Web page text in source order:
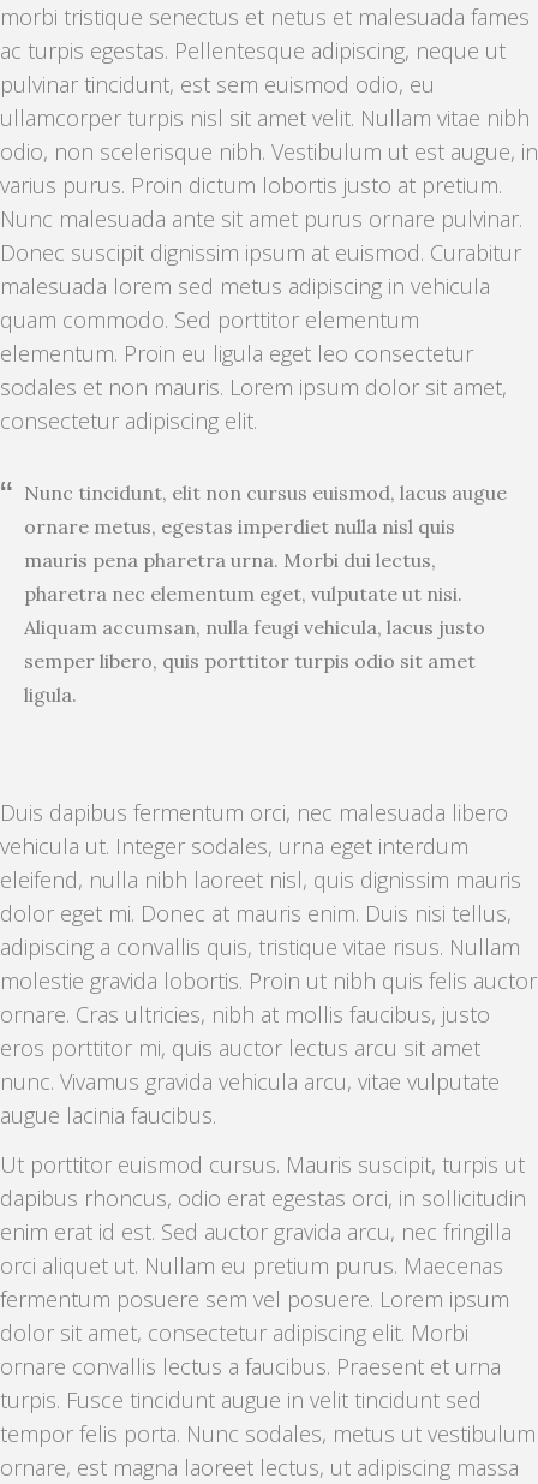
morbi tristique senectus et netus et malesuada fames
ac turpis egestas. Pellentesque adipiscing, neque ut
pulvinar tincidunt, est sem euismod odio, eu
ullamcorper turpis nisl sit amet velit. Nullam vitae nibh
odio, non scelerisque nibh. Vestibulum ut est augue, in
varius purus. Proin dictum lobortis justo at pretium.
Nunc malesuada ante sit amet purus ornare pulvinar.
Donec suscipit dignissim ipsum at euismod. Curabitur
malesuada lorem sed metus adipiscing in vehicula
quam commodo. Sed porttitor elementum
elementum. Proin eu ligula eget leo consectetur
sodales et non mauris. Lorem ipsum dolor sit amet,
consectetur adipiscing elit.
Nunc tincidunt, elit non cursus euismod, lacus augue
ornare metus, egestas imperdiet nulla nisl quis
mauris pena pharetra urna. Morbi dui lectus,
pharetra nec elementum eget, vulputate ut nisi.
Aliquam accumsan, nulla feugi vehicula, lacus justo
semper libero, quis porttitor turpis odio sit amet
ligula.
Duis dapibus fermentum orci, nec malesuada libero
vehicula ut. Integer sodales, urna eget interdum
eleifend, nulla nibh laoreet nisl, quis dignissim mauris
dolor eget mi. Donec at mauris enim. Duis nisi tellus,
adipiscing a convallis quis, tristique vitae risus. Nullam
molestie gravida lobortis. Proin ut nibh quis felis auctor
ornare. Cras ultricies, nibh at mollis faucibus, justo
eros porttitor mi, quis auctor lectus arcu sit amet
nunc. Vivamus gravida vehicula arcu, vitae vulputate
augue lacinia faucibus.
Ut porttitor euismod cursus. Mauris suscipit, turpis ut
dapibus rhoncus, odio erat egestas orci, in sollicitudin
enim erat id est. Sed auctor gravida arcu, nec fringilla
orci aliquet ut. Nullam eu pretium purus. Maecenas
fermentum posuere sem vel posuere. Lorem ipsum
dolor sit amet, consectetur adipiscing elit. Morbi
ornare convallis lectus a faucibus. Praesent et urna
turpis. Fusce tincidunt augue in velit tincidunt sed
tempor felis porta. Nunc sodales, metus ut vestibulum
ornare, est magna laoreet lectus, ut adipiscing massa